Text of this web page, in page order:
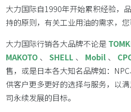
大力国际自1990年开始累积经验，
持的原则，有关工业用油的需求，您
大力国际行销各大品牌不论是
MAKOTO 、 SHELL 、 Mobil 、
售，或是日本各大知名品牌如：
供客户更多更好的选择与服务，以
司永续发展的目标。